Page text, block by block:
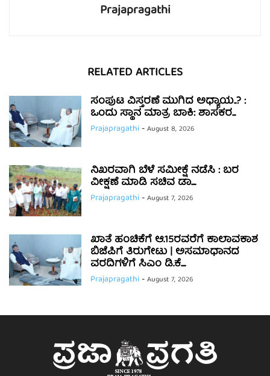
Prajapragathi
RELATED ARTICLES
ಸಂಪುಟ ವಿಸ್ತರಣೆ ಮುಗಿದ ಅಧ್ಯಾಯ..? :
ಒಂದು ಸ್ಥಾನ ಮಾತ್ರ ಬಾಕಿ: ಶಾಸಕರ...
Prajapragathi-August 8, 2026
ನಿಖರವಾಗಿ ಬೆಳೆ ಸಮೀಕ್ಷೆ ನಡೆಸಿ : ಬರ
ವೀಕ್ಷಣೆ ಮಾಡಿ ಸಚಿವ ಡಾ....
Prajapragathi-August 7, 2026
ಖಾತೆ ಹಂಚಿಕೆಗೆ ಆ.15ರವರೆಗೆ ಕಾಲಾವಕಾಶ
ಬಿಜೆಪಿಗೆ ತಿರುಗೇಟು | ಅಸಮಾಧಾನದ
ವರದಿಗಳಿಗೆ ಸಿಎಂ ಡಿ.ಕೆ....
Prajapragathi-August 7, 2026